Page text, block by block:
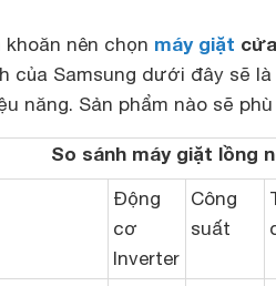
khoăn nên chọn máy giặt
của Samsung dưới đây sẽ
năng. Sản phẩm nào sẽ
So sánh máy giặt lồng
Động
cơ
Inverter
Công
suất